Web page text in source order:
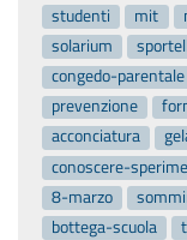
studenti
mit
solarium
congedo-parentale
prevenzione
acconciatura
conoscere-
8-marzo
bottega-scuola